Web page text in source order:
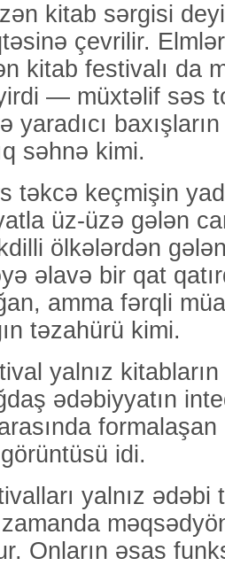
kitab sərgisi
çevrilir.
kitab festivalı da
— müxtəlif səs
yaradıcı
səhnə kimi.
təkcə keçmişin
üz-üzə gələn
ölkələrdən
əlavə bir qat
amma fərqli
təzahürü kimi.
yalnız
ədəbiyyatın
görüntüsü idi.
yalnız ədəbi
Onların əsas